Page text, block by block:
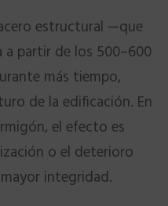
estructural —que
a partir de los 500–600
más tiempo,
de la edificación. En
el efecto es
o el deterioro
integridad.